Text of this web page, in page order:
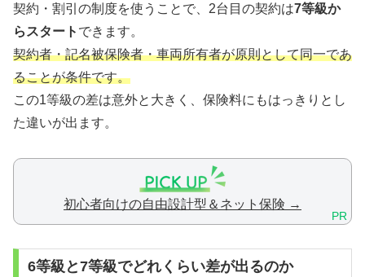
契約・割引の制度を使うことで、2台目の契約は7等級か
らスタート できます。
契約者・記名被保険者・車両所有者が原則として同一であ
ることが条件です。
この1等級の差は意外と大きく、保険料にもはっきりとし
た違いが出ます。
初心者向けの自由設計型＆ネット保険 →
PR
6等級と7等級でどれくらい差が出るのか